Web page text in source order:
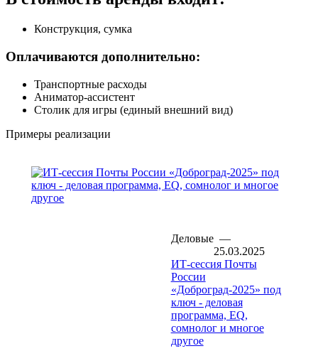
Конструкция, сумка
Оплачиваются дополнительно:
Транспортные расходы
Аниматор-ассистент
Столик для игры (единый внешний вид)
Примеры реализации
Деловые —
25.03.2025
ИТ-сессия Почты
России
«Доброград-2025» под
ключ - деловая
программа, EQ,
сомнолог и многое
другое